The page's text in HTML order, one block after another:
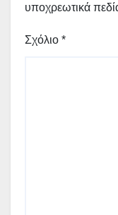
υποχρεωτικά
Σχόλιο *